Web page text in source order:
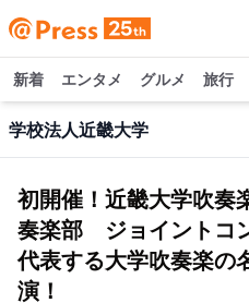
新着 エンタメ グルメ 旅行
学校法人近畿大学
初開催！近畿大学吹奏
奏楽部 ジョイントコ
代表する大学吹奏楽の
演！